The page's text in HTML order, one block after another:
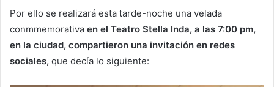
Por ello se realizará esta tarde-noche una velada
conmmemorativa en el Teatro Stella Inda, a las 7:00 pm,
en la ciudad, compartieron una invitación en redes
sociales, que decía lo siguiente: